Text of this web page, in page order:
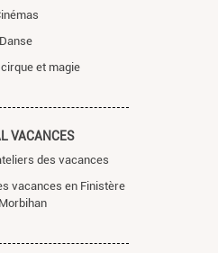
Danse
et magie
VACANCES
des vacances
vacances en Finistère